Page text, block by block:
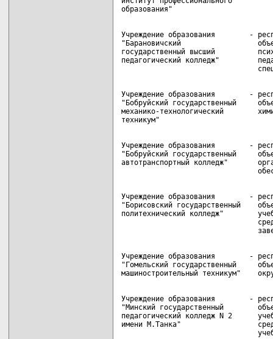
Учреждение образования        -
"Барановичский
государственный высший
педагогический колледж"
Учреждение образования        -
"Бобруйский государственный
механико-технологический
Учреждение образования        -
"Бобруйский государственный
автотранспортный колледж"
Учреждение образования        -
"Борисовский государственный
политехнический колледж"
Учреждение образования        -
"Гомельский государственный
Учреждение образования        -
"Минский государственный
педагогический колледж N 2
имени М.Танка"